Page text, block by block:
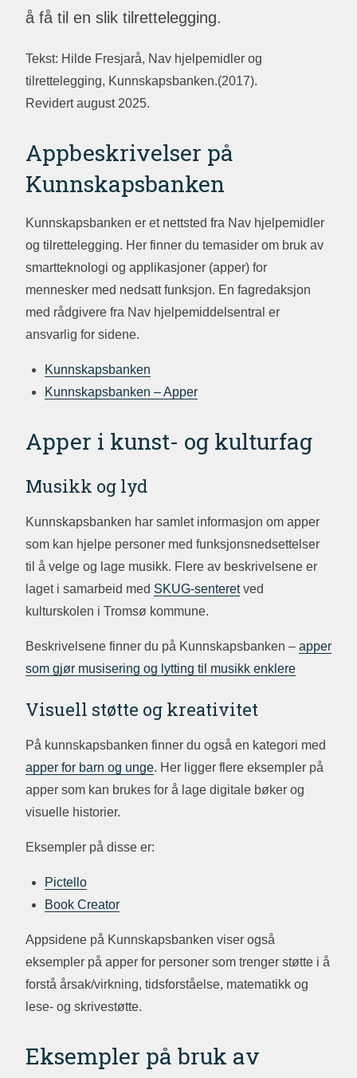
å få til en slik tilrettelegging.
Tekst: Hilde Fresjarå, Nav hjelpemidler og
tilrettelegging, Kunnskapsbanken.(2017).
Revidert august 2025.
Appbeskrivelser på
Kunnskapsbanken
Kunnskapsbanken er et nettsted fra Nav hjelpemidler
og tilrettelegging. Her finner du temasider om bruk av
smartteknologi og applikasjoner (apper) for
mennesker med nedsatt funksjon. En fagredaksjon
med rådgivere fra Nav hjelpemiddelsentral er
ansvarlig for sidene.
Kunnskapsbanken
Kunnskapsbanken – Apper
Apper i kunst- og kulturfag
Musikk og lyd
Kunnskapsbanken har samlet informasjon om apper
som kan hjelpe personer med funksjonsnedsettelser
til å velge og lage musikk. Flere av beskrivelsene er
laget i samarbeid med SKUG-senteretved
kulturskolen i Tromsø kommune.
Beskrivelsene finner du på Kunnskapsbanken – apper
som gjør musisering og lytting til musikk enklere
Visuell støtte og kreativitet
På kunnskapsbanken finner du også en kategori med
apper for barn og unge. Her ligger flere eksempler på
apper som kan brukes for å lage digitale bøker og
visuelle historier.
Eksempler på disse er:
Pictello
Book Creator
Appsidene på Kunnskapsbanken viser også
eksempler på apper for personer som trenger støtte i å
forstå årsak/virkning, tidsforståelse, matematikk og
lese- og skrivestøtte.
Eksempler på bruk av